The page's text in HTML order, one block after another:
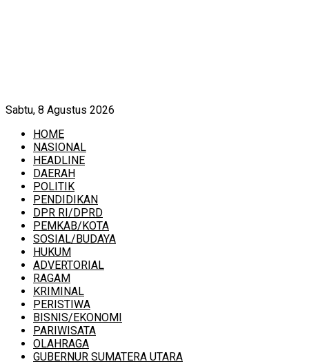
Sabtu, 8 Agustus 2026
HOME
NASIONAL
HEADLINE
DAERAH
POLITIK
PENDIDIKAN
DPR RI/DPRD
PEMKAB/KOTA
SOSIAL/BUDAYA
HUKUM
ADVERTORIAL
RAGAM
KRIMINAL
PERISTIWA
BISNIS/EKONOMI
PARIWISATA
OLAHRAGA
GUBERNUR SUMATERA UTARA